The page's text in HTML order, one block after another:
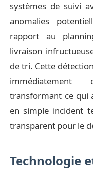
systèmes de suivi
anomalies
rapport au
livraison
de tri. Cette
immédiatement
transformant ce qui
en simple incident
transparent pour le
Technologie